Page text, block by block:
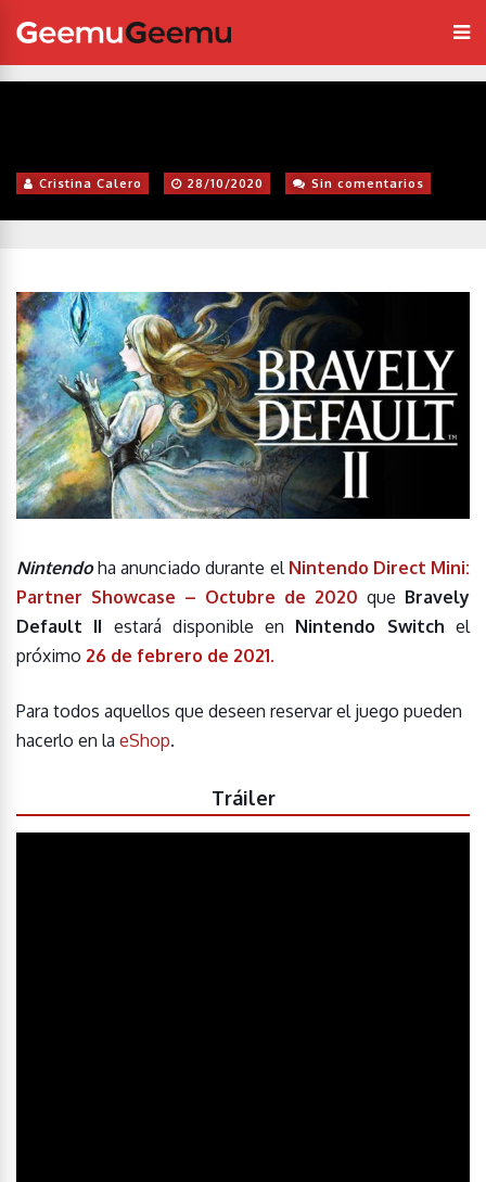
Cristina Calero 28/10/2020 Sin comentarios
Nintendoha anunciado durante el Nintendo Direct Mini:
Partner Showcase – Octubre de 2020 que Bravely
Default II estará disponible en Nintendo Switch el
próximo 26 de febrero de 2021.
Para todos aquellos que deseen reservar el juego pueden
hacerlo en la eShop.
Tráiler